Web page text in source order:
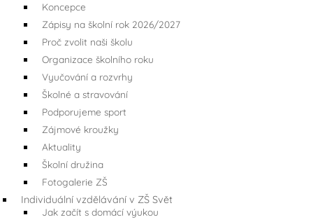
Koncepce
Zápisy na školní rok 2026/2027
Proč zvolit naši školu
Organizace školního roku
Vyučování a rozvrhy
Školné a stravování
Podporujeme sport
Zájmové kroužky
Aktuality
Školní družina
Fotogalerie ZŠ
Individuální vzdělávání v ZŠ Svět
Jak začít s domácí výukou